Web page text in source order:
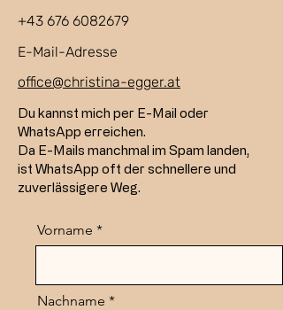
+43 676 6082679
E-Mail-Adresse
office@christina-egger.at
Du kannst mich per E-Mail oder
WhatsApp erreichen.
Da E-Mails manchmal im Spam landen,
ist WhatsApp oft der schnellere und
zuverlässigere Weg.
Vorname
Nachname